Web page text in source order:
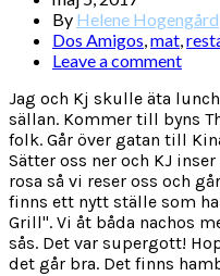
By Helene Hogengård
Dos Amigos,mat,
Leave a comment
Jag och Kj skulle äta
sällan. Kommer till byns
folk. Går över gatan till
Sätter oss ner och KJ
rosa så vi reser oss och
finns ett nytt ställe som
Grill". Vi åt båda nachos
sås. Det var supergott!
det går bra. Det finns